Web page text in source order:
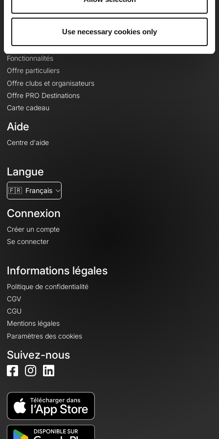
Use necessary cookies only
Le Mag'
Fonds de cartes topographiques
Fonctionnalités
Offre particuliers
Offre clubs et organisateurs
Offre PRO Destinations
Carte cadeau
Aide
Centre d'aide
Langue
🇫🇷 Français
Connexion
Créer un compte
Se connecter
Informations légales
Politique de confidentialité
CGV
CGU
Mentions légales
Paramètres des cookies
Suivez-nous